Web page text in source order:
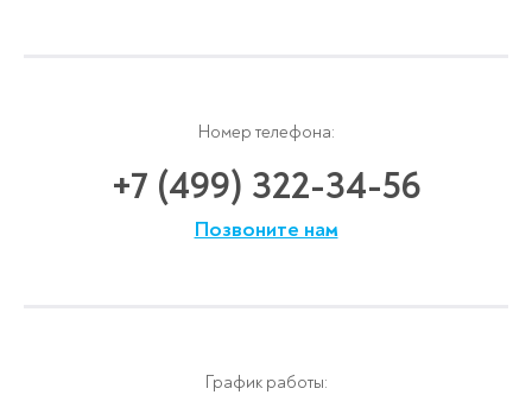
Номер телефона:
+7 (499) 322-34-56
Позвоните нам
График работы: